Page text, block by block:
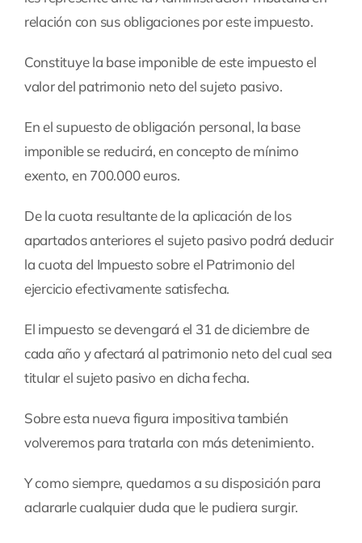
relación con sus obligaciones por este impuesto.
Constituye la base imponible de este impuesto el
valor del patrimonio neto del sujeto pasivo.
En el supuesto de obligación personal, la base
imponible se reducirá, en concepto de mínimo
exento, en 700.000 euros.
De la cuota resultante de la aplicación de los
apartados anteriores el sujeto pasivo podrá deducir
la cuota del Impuesto sobre el Patrimonio del
ejercicio efectivamente satisfecha.
El impuesto se devengará el 31 de diciembre de
cada año y afectará al patrimonio neto del cual sea
titular el sujeto pasivo en dicha fecha.
Sobre esta nueva figura impositiva también
volveremos para tratarla con más detenimiento.
Y como siempre, quedamos a su disposición para
aclararle cualquier duda que le pudiera surgir.